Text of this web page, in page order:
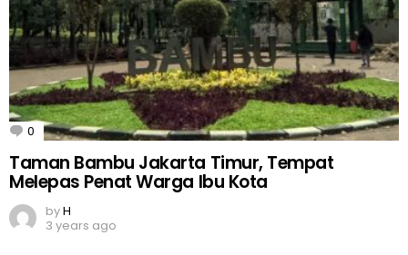
0 Comments
Taman Bambu Jakarta Timur, Tempat
Melepas Penat Warga Ibu Kota
byH
3 years ago